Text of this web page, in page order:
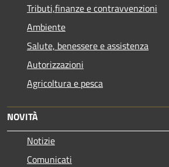
Tributi,finanze e contravvenzioni
Ambiente
Salute, benessere e assistenza
Autorizzazioni
Agricoltura e pesca
NOVITÀ
Notizie
Comunicati